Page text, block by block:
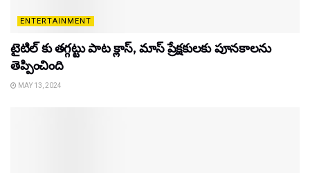
ENTERTAINMENT
టైటిల్‌ కు తగ్గట్టు పాట క్లాస్, మాస్ ప్రేక్షకులకు పూనకాలను
తెప్పించింది
MAY 13, 2024